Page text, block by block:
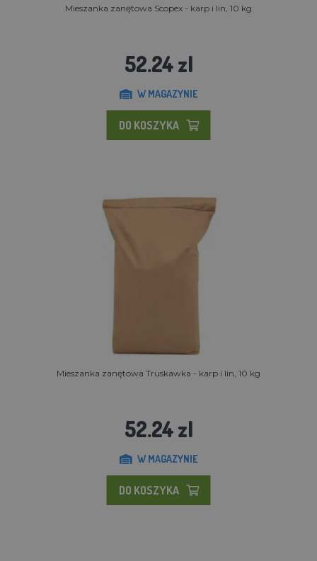
Mieszanka zanętowa Scopex - karp i lin, 10 kg
52.24 zl
W MAGAZYNIE
DO KOSZYKA
Mieszanka zanętowa Truskawka - karp i lin, 10 kg
52.24 zl
W MAGAZYNIE
DO KOSZYKA